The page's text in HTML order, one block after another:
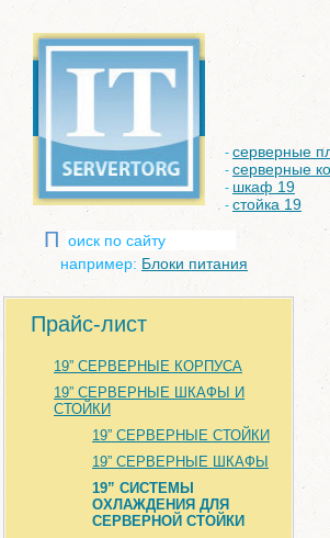
- серверные
- серверные
- шкаф 19
- стойка 19
П
например: Блоки питания
Прайс-лист
19” СЕРВЕРНЫЕ КОРПУСА
19” СЕРВЕРНЫЕ ШКАФЫ И
СТОЙКИ
19” СЕРВЕРНЫЕ СТОЙКИ
19” СЕРВЕРНЫЕ ШКАФЫ
19” СИСТЕМЫ
ОХЛАЖДЕНИЯ ДЛЯ
СЕРВЕРНОЙ СТОЙКИ